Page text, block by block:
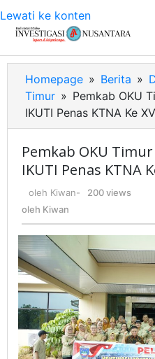
Lewati ke konten
Homepage » Berita »
Timur » Pemkab OKU
IKUTI Penas KTNA Ke
Pemkab OKU
IKUTI Penas KTNA
oleh Kiwan-
200 views
oleh Kiwan